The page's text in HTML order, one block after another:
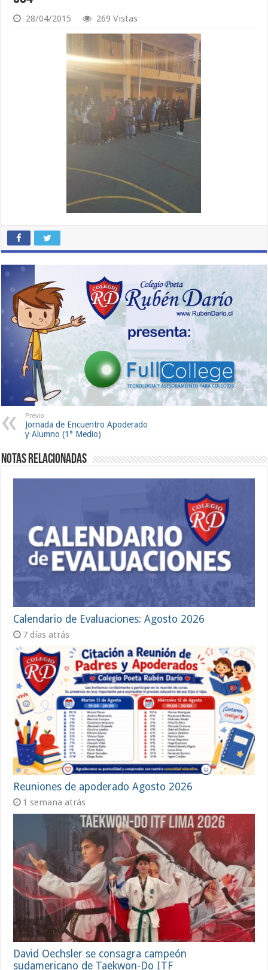
28/04/2015 269 Vistas
Previo
Jornada de Encuentro Apoderado
y Alumno (1° Medio)
Notas Relacionadas
Calendario de Evaluaciones: Agosto 2026
7 días atrás
Reuniones de apoderado Agosto 2026
1 semana atrás
David Oechsler se consagra campeón
sudamericano de Taekwon-Do ITF